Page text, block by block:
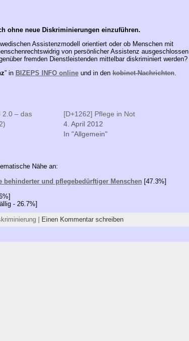
ohne neue Diskriminierungen einzuführen.
Assistenzmodell orientiert oder ob Menschen mit
von persönlicher Assistenz ausgeschlossen
fremden Dienstleistenden mittelbar diskriminiert werden?
” in BIZEPS INFO onlineund in denkobinet-Nachrichten.
2.0 – das
[D+1262] Pflege in Not
4. April 2012
In "Allgemein"
Nähe an:
behinderter und pflegebedürftiger Menschen [47.3%]
- 26.7%]
| Einen Kommentar schreiben